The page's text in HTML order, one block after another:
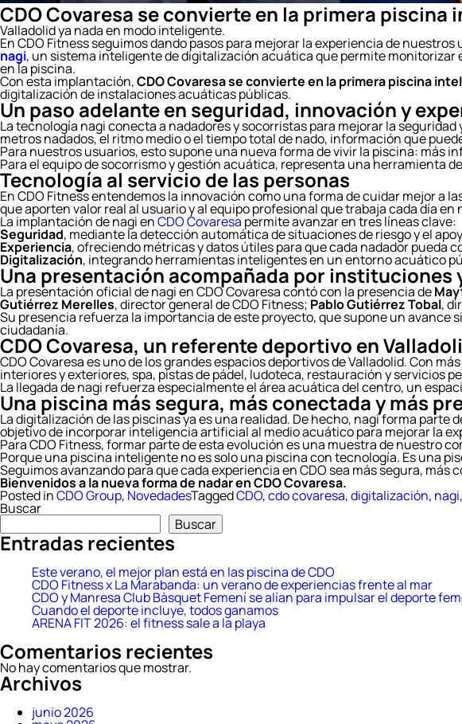
CDO Covaresa se convierte en la primera
Valladolid ya nada en modo inteligente.
En CDO Fitness seguimos dando pasos para mejorar la experiencia de
nagi, un sistema inteligente de digitalización acuática que permite monitorizar
en la piscina.
Con esta implantación,CDO Covaresa se convierte en la primera piscina
digitalización de instalaciones acuáticas públicas.
Un paso adelante en seguridad, innovación y
La tecnología nagi conecta a nadadores y socorristas para mejorar la
metros nadados, el ritmo medio o el tiempo total de nado, información que
Para nuestros usuarios, esto supone una nueva forma de vivir la piscina:
Para el equipo de socorrismo y gestión acuática, representa una herramienta
Tecnología al servicio de las personas
En CDO Fitness entendemos la innovación como una forma de cuidar mejor a
que aporten valor real al usuario y al equipo profesional que trabaja cada día
La implantación de nagi enCDO Covaresa permite avanzar en tres líneas clave:
Seguridad, mediante la detección automática de situaciones de riesgo y el
Experiencia, ofreciendo métricas y datos útiles para que cada nadador pueda
Digitalización, integrando herramientas inteligentes en un entorno acuático
Una presentación acompañada por instituciones
La presentación oficial de nagi en CDO Covaresa contó con la presencia de
Gutiérrez Merelles, director general de CDO Fitness; Pablo Gutiérrez Tobal,
Su presencia refuerza la importancia de este proyecto, que supone un
ciudadanía.
CDO Covaresa, un referente deportivo en
CDO Covaresa es uno de los grandes espacios deportivos de Valladolid. Con
interiores y exteriores, spa, pistas de pádel, ludoteca, restauración y servicios
La llegada de nagi refuerza especialmente el área acuática del centro, un
Una piscina más segura, más conectada y más
La digitalización de las piscinas ya es una realidad. De hecho, nagi forma parte
objetivo de incorporar inteligencia artificial al medio acuático para mejorar la
Para CDO Fitness, formar parte de esta evolución es una muestra de nuestro
Porque una piscina inteligente no es solo una piscina con tecnología. Es una
Seguimos avanzando para que cada experiencia en CDO sea más segura,
Bienvenidos a la nueva forma de nadar en CDO Covaresa.
Posted inCDO Group, NovedadesTaggedCDO,cdo covaresa,digitalización, nagi,
Buscar
Buscar
Entradas recientes
Este verano, el mejor plan está en las piscina de CDO
CDO Fitness x La Marabanda: un verano de experiencias frente al mar
CDO y Manresa Club Bàsquet Femení se alían para impulsar el deporte
Cuando el deporte incluye, todos ganamos
ARENA FIT 2026: el fitness sale a la playa
Comentarios recientes
No hay comentarios que mostrar.
Archivos
junio 2026